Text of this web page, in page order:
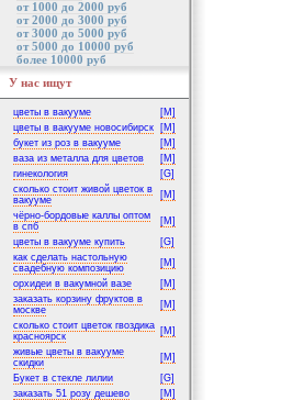
от 1000 до 2000 руб
от 2000 до 3000 руб
от 3000 до 5000 руб
от 5000 до 10000 руб
более 10000 руб
У нас ищут
цветы в вакууме
[M]
цветы в вакууме новосибирск
[M]
букет из роз в вакууме
[M]
ваза из металла для цветов
[M]
гинекология
[G]
сколько стоит живой цветок в
вакууме
[M]
чёрно-бордовые каллы оптом
в спб
[M]
цветы в вакууме купить
[G]
как сделать настольную
свадебную композицию
[M]
орхидеи в вакумной вазе
[M]
заказать корзину фруктов в
москве
[M]
сколько стоит цветок гвоздика
красноярск
[M]
живые цветы в вакууме
скидки
[M]
Букет в стекле лилии
[G]
заказать 51 розу дешево
[M]